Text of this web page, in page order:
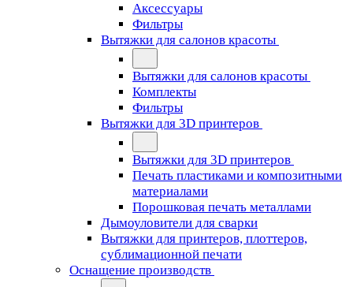
Аксессуары
Фильтры
Вытяжки для салонов красоты
Вытяжки для салонов красоты
Комплекты
Фильтры
Вытяжки для 3D принтеров
Вытяжки для 3D принтеров
Печать пластиками и композитными
материалами
Порошковая печать металлами
Дымоуловители для сварки
Вытяжки для принтеров, плоттеров,
сублимационной печати
Оснащение производств